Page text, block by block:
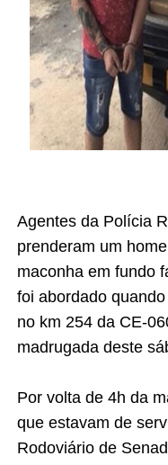
Agentes da Polícia
prenderam um
maconha em fundo
foi abordado
no km 254 da CE-
madrugada deste
Por volta de 4h da
que estavam de
Rodoviário de